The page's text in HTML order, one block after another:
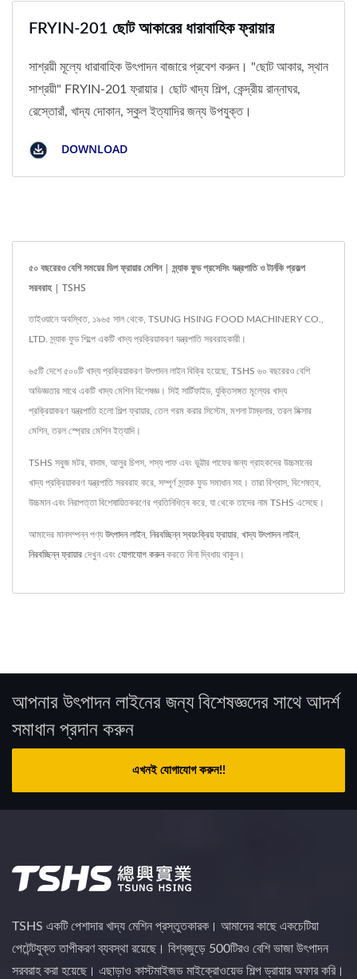
FRYIN-201 ছোট আকারের ধারাবাহিক ফ্রায়ার
সাশ্রয়ী মূল্যে ধারাবাহিক উৎপাদন বাজারে প্রবেশ করুন। "ছোট আকার, স্থান
সাশ্রয়ী" FRYIN-201 ফ্রায়ার। ছোট খাদ্য শিল্প, কেন্দ্রীয় রান্নাঘর,
রেস্তোরাঁ, খাদ্য দোকান, স্কুল ইত্যাদির জন্য উপযুক্ত।
DOWNLOAD
৫০ বছরেরও বেশি সময়ের ডিপ ফ্রায়ার মেশিন | স্ন্যাক ফুড প্রসেসিং যন্ত্রপাতি ও টার্নকি প্রকল্প
সরবরাহ | TSHS
তাইওয়ানে অবস্থিত, ১৯৬৫ সাল থেকে, TSUNG HSING FOOD MACHINERY CO.,
LTD. স্ন্যাক ফুড শিল্পে একটি খাদ্য প্রক্রিয়াকরণ যন্ত্রপাতি সরবরাহকারী।
৬৫টি দেশে ৫০০টি খাদ্য প্রক্রিয়াকরণ উৎপাদন লাইন বিক্রি হয়েছে, TSHS ৬০ বছরেরও বেশি
অভিজ্ঞতার সাথে একটি খাদ্য মেশিন বিশেষজ্ঞ। সিই সার্টিফাইড, যুক্তিসঙ্গত মূল্যের খাদ্য
প্রক্রিয়াকরণ যন্ত্রপাতি হলো শিল্প ফ্রায়ার, তেল গরম করার সিস্টেম, মশলা টাম্বলার, তরল মিক্সার
মেশিন, তরল স্প্রোর মেশিন ইত্যাদি।
TSHS সবুজ মটর, বাদাম, আলুর চিপস, শস্য পাফ এবং ভুট্টার পাফের জন্য গ্রাহকদের উচ্চমানের
খাদ্য প্রক্রিয়াকরণ যন্ত্রপাতি সরবরাহ করে, সম্পূর্ণ স্ন্যাক ফুড সমাধান সহ। তারা বিশ্বাস, বিশেষত্ব,
উচ্চমান এবং নিরাপত্তা বিশেষায়িতকরণের প্রতিনিধিত্ব করে, যা থেকে তাদের নাম TSHS এসেছে।
আমাদের মানসম্পন্ন পণ্য উৎপাদন লাইন, নিরবচ্ছিন্ন স্বয়ংক্রিয় ফ্রায়ার খাদ্য উৎপাদন লাইন,
নিরবচ্ছিন্ন ফ্রায়ার দেখুন এবং যোগাযোগ করুনকরতে বিনা দ্বিধায় থাকুন।
আপনার উৎপাদন লাইনের জন্য বিশেষজ্ঞদের সাথে আদর্শ
সমাধান প্রদান করুন
এখনই যোগাযোগ করুন!!
TSHS একটি পেশাদার খাদ্য মেশিন প্রস্তুতকারক। আমাদের কাছে একচেটিয়া
পেটেন্টযুক্ত তাপীকরণ ব্যবস্থা রয়েছে। বিশ্বজুড়ে 500টিরও বেশি ভাজা উৎপাদন
সরবরাহ করা হয়েছে। এছাড়াও কাস্টমাইজড মাইক্রোওয়েভ শিল্প ড্রায়ার অফার করি।